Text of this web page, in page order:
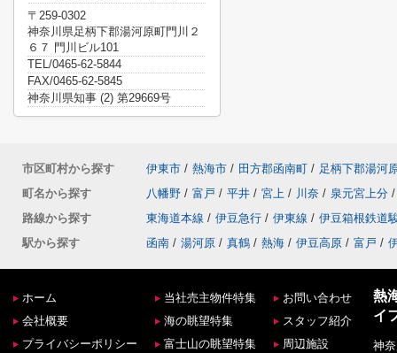
〒259-0302
神奈川県足柄下郡湯河原町門川２
６７ 門川ビル101
TEL/0465-62-5844
FAX/0465-62-5845
神奈川県知事 (2) 第29669号
市区町村から探す 伊東市 / 熱海市 / 田方郡函南町 / 足柄下郡湯河
町名から探す
八幡野 / 富戸 / 平井 / 宮上 / 川奈 / 泉元宮上分 /
路線から探す
東海道本線 / 伊豆急行 / 伊東線 / 伊豆箱根鉄道
駅から探す
函南 / 湯河原 / 真鶴 / 熱海 / 伊豆高原 / 富戸 /
ホーム
会社概要
プライバシーポリシー
当社売主物件特集
海の眺望特集
富士山の眺望特集
お問い合わせ
スタッフ紹介
周辺施設
熱
イ
神